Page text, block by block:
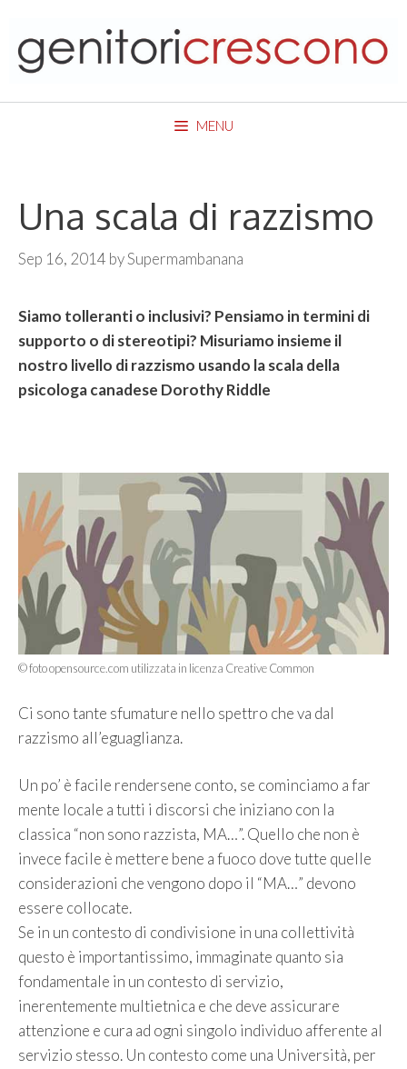
content
MENU
Una scala di razzismo
Sep 16, 2014 bySupermambanana
Siamo tolleranti o inclusivi? Pensiamo in termini di
supporto o di stereotipi? Misuriamo insieme il
nostro livello di razzismo usando la scala della
psicologa canadese Dorothy Riddle
© foto opensource.com utilizzata in licenza Creative Common
Ci sono tante sfumature nello spettro che va dal
razzismo all’eguaglianza.
Un po’ è facile rendersene conto, se cominciamo a far
mente locale a tutti i discorsi che iniziano con la
classica “non sono razzista, MA…”. Quello che non è
invece facile è mettere bene a fuoco dove tutte quelle
considerazioni che vengono dopo il “MA…” devono
essere collocate.
Se in un contesto di condivisione in una collettività
questo è importantissimo, immaginate quanto sia
fondamentale in un contesto di servizio,
inerentemente multietnica e che deve assicurare
attenzione e cura ad ogni singolo individuo afferente al
servizio stesso. Un contesto come una Università, per